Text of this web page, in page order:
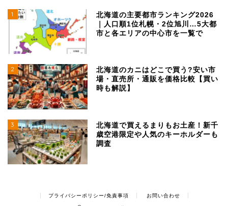
1
北海道の主要都市ランキング2026
｜人口順1位札幌・2位旭川…5大都
市と各エリアの中心市を一覧で
2
北海道のカニはどこで買う?安い市
場・直売所・通販を価格比較【買い
時も解説】
3
北海道で買えるまりもお土産！新千
歳空港限定や人気のキーホルダーも
調査
プライバシーポリシー/免責事項 お問い合わせ